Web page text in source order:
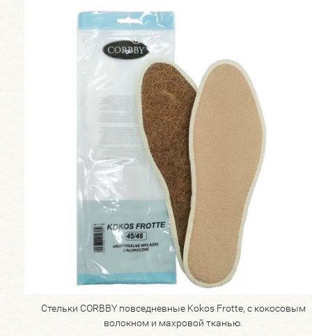
Стельки CORBBY повседневные Kokos Frotte, с кокосовым
волокном и махровой тканью.